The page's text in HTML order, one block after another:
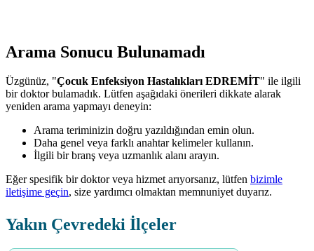
Arama Sonucu Bulunamadı
Üzgünüz, "Çocuk Enfeksiyon Hastalıkları EDREMİT" ile ilgili
bir doktor bulamadık. Lütfen aşağıdaki önerileri dikkate alarak
yeniden arama yapmayı deneyin:
Arama teriminizin doğru yazıldığından emin olun.
Daha genel veya farklı anahtar kelimeler kullanın.
İlgili bir branş veya uzmanlık alanı arayın.
Eğer spesifik bir doktor veya hizmet arıyorsanız, lütfen bizimle
iletişime geçin, size yardımcı olmaktan memnuniyet duyarız.
Yakın Çevredeki İlçeler